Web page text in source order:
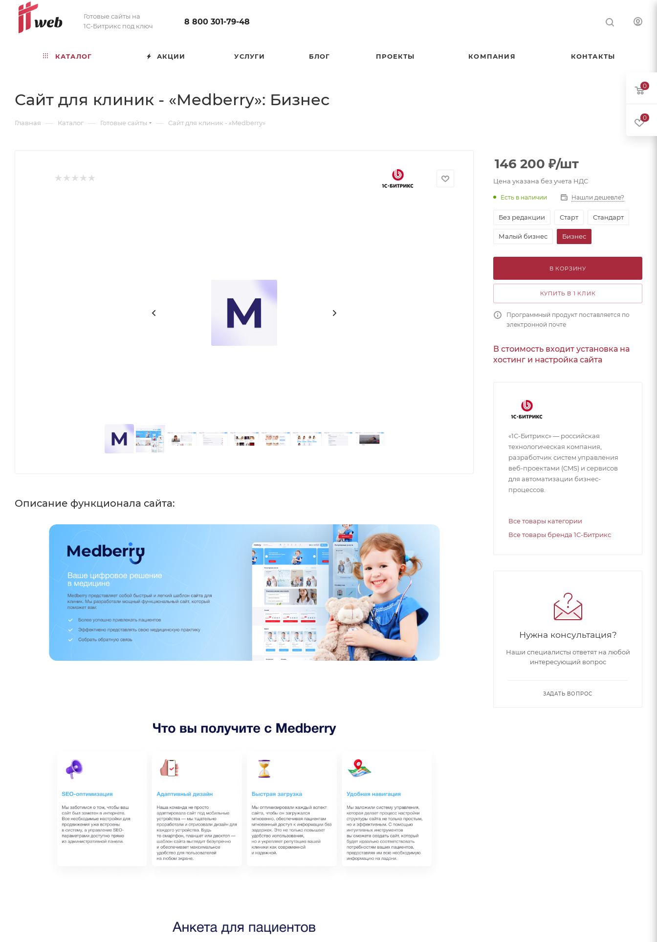
Готовые сайты на
1С-Битрикс под ключ
8 800 301-79-48
КАТАЛОГ АКЦИИ УСЛУГИ БЛОГ ПРОЕКТЫ КОМПАНИЯ КОНТАКТЫ
Сайт для клиник - «Medberry»: Бизнес
Главная — Каталог — Готовые сайты — Сайт для клиник - «Medberry»
Описание функционала сайта:
146 200 ₽/шт
Цена указана без учета НДС
Есть в наличии Нашли дешевле?
Без редакции Старт Стандарт
Малый бизнес Бизнес
В КОРЗИНУ
КУПИТЬ В 1 КЛИК
Программный продукт поставляется по
электронной почте
В стоимость входит установка на
хостинг и настройка сайта
«1С-Битрикс» — российская
технологическая компания,
разработчик систем управления
веб-проектами (CMS) и сервисов
для автоматизации бизнес-
процессов.
Все товары категории
Все товары бренда 1С-Битрикс
Нужна консультация?
Наши специалисты ответят на любой
интересующий вопрос
ЗАДАТЬ ВОПРОС
0
0